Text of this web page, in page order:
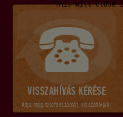
VISSZAHÍVÁS KÉRÉSE
Adja meg telefonszámát, visszahívjuk!
This will close